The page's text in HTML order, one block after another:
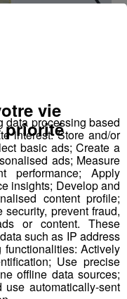
de confirmer que
intervient pour des
des Jeux d’été,
àrevaloriser ces
, mais aussi leurs
processing based
interest: Store and/or
basic ads; Create a
ads; Measure
performance; Apply
insights; Develop and
content profile;
prevent fraud,
or content. These
such as IP address
Actively
Use precise
offline data sources;
automatically-sent
vie
priorité